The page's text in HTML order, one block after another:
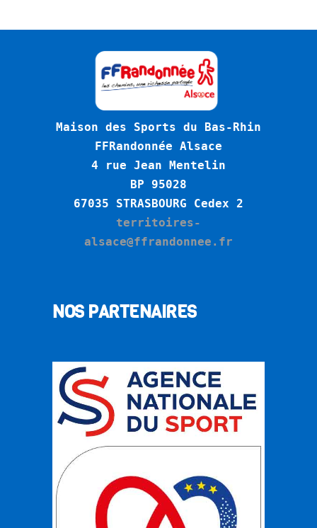
Maison des Sports du Bas-Rhin
FFRandonnée Alsace
4 rue Jean Mentelin
BP 95028
67035 STRASBOURG Cedex 2
territoires-
alsace@ffrandonnee.fr
NOS PARTENAIRES